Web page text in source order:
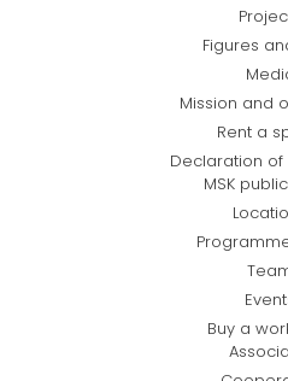
Figures
Mission and
Rent a
Declaration of
MSK
Buy a